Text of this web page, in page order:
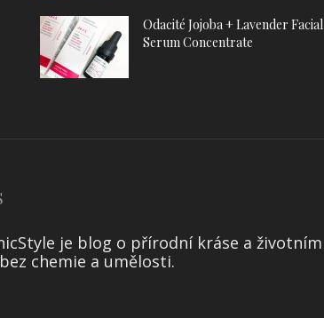
Odacité Jojoba + Lavender Facial
Serum Concentrate
je blog o přírodní kráse a životním
chemie a umělosti.